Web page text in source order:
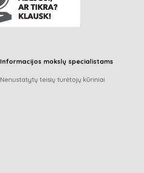
Informacijos mokslų specialistams
Nenustatytų teisių turėtojų kūriniai